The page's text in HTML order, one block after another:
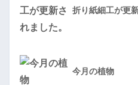
折り紙細工が更
今月の植物